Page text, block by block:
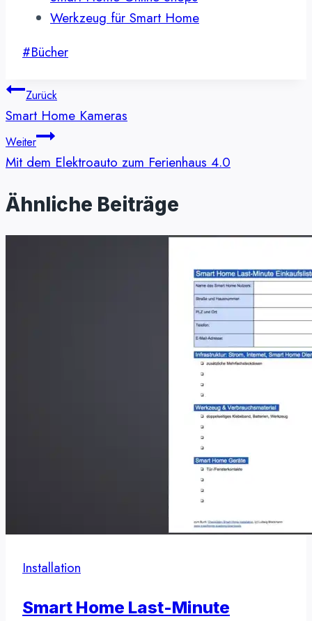
Werkzeug für Smart Home
Schlagworte:
#Bücher
Beitragsnavigation
Zurück
Smart Home Kameras
Weiter
Mit dem Elektroauto zum Ferienhaus 4.0
Ähnliche Beiträge
Installation
Smart Home Last-Minute